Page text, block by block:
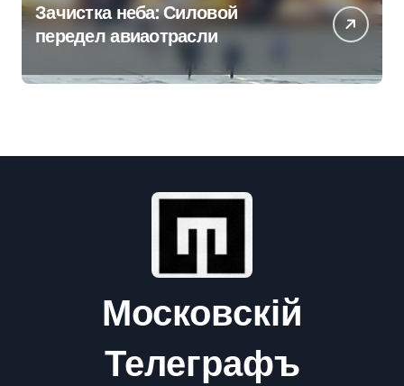
Зачистка неба: Силовой
передел авиаотрасли
Московскій
Телеграфъ